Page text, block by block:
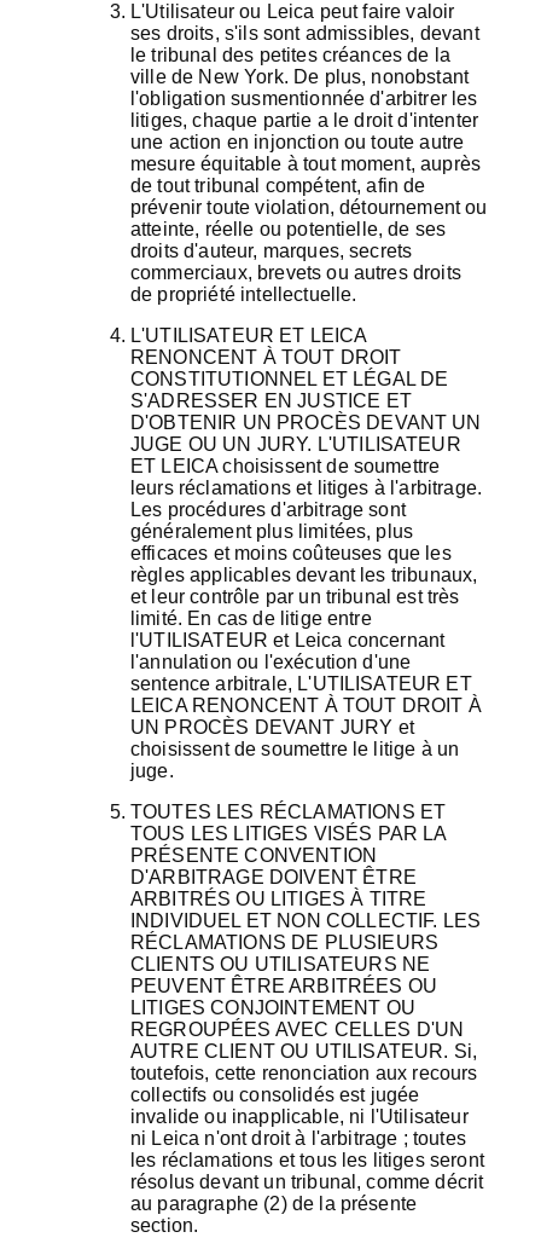
L'Utilisateur ou Leica peut faire valoir
ses droits, s'ils sont admissibles, devant
le tribunal des petites créances de la
ville de New York. De plus, nonobstant
l'obligation susmentionnée d'arbitrer les
litiges, chaque partie a le droit d'intenter
une action en injonction ou toute autre
mesure équitable à tout moment, auprès
de tout tribunal compétent, afin de
prévenir toute violation, détournement ou
atteinte, réelle ou potentielle, de ses
droits d'auteur, marques, secrets
commerciaux, brevets ou autres droits
de propriété intellectuelle.
L'UTILISATEUR ET LEICA
RENONCENT À TOUT DROIT
CONSTITUTIONNEL ET LÉGAL DE
S'ADRESSER EN JUSTICE ET
D'OBTENIR UN PROCÈS DEVANT UN
JUGE OU UN JURY. L'UTILISATEUR
ET LEICA choisissent de soumettre
leurs réclamations et litiges à l'arbitrage.
Les procédures d'arbitrage sont
généralement plus limitées, plus
efficaces et moins coûteuses que les
règles applicables devant les tribunaux,
et leur contrôle par un tribunal est très
limité. En cas de litige entre
l'UTILISATEUR et Leica concernant
l'annulation ou l'exécution d'une
sentence arbitrale, L'UTILISATEUR ET
LEICA RENONCENT À TOUT DROIT À
UN PROCÈS DEVANT JURY et
choisissent de soumettre le litige à un
juge.
TOUTES LES RÉCLAMATIONS ET
TOUS LES LITIGES VISÉS PAR LA
PRÉSENTE CONVENTION
D'ARBITRAGE DOIVENT ÊTRE
ARBITRÉS OU LITIGES À TITRE
INDIVIDUEL ET NON COLLECTIF. LES
RÉCLAMATIONS DE PLUSIEURS
CLIENTS OU UTILISATEURS NE
PEUVENT ÊTRE ARBITRÉES OU
LITIGES CONJOINTEMENT OU
REGROUPÉES AVEC CELLES D'UN
AUTRE CLIENT OU UTILISATEUR. Si,
toutefois, cette renonciation aux recours
collectifs ou consolidés est jugée
invalide ou inapplicable, ni l'Utilisateur
ni Leica n'ont droit à l'arbitrage ; toutes
les réclamations et tous les litiges seront
résolus devant un tribunal, comme décrit
au paragraphe (2) de la présente
section.